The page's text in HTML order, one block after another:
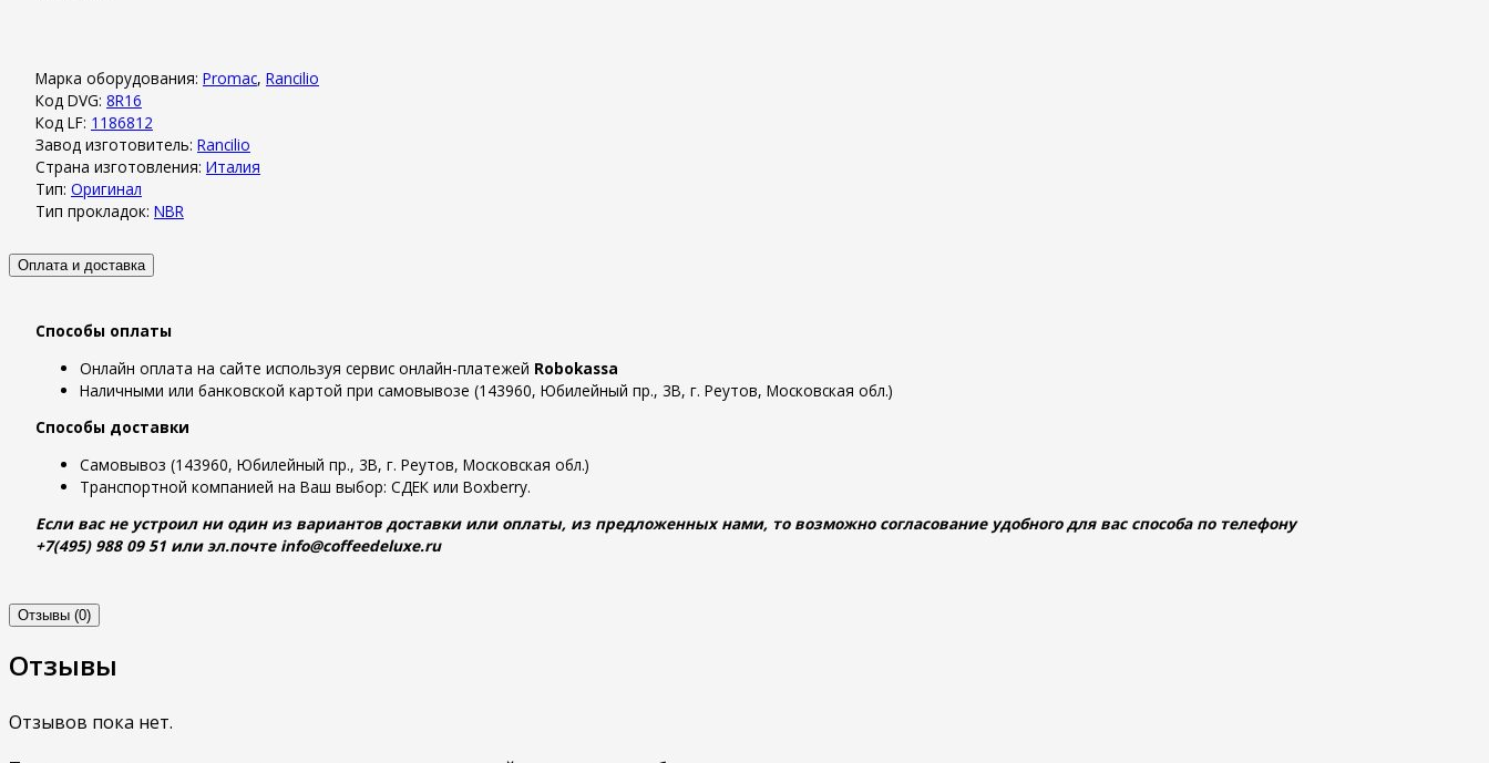
Марка оборудования: Promac, Rancilio
Код DVG: 8R16
Код LF: 1186812
Завод изготовитель: Rancilio
Страна изготовления: Италия
Тип: Оригинал
Тип прокладок: NBR
Оплата и доставка
Способы оплаты
Онлайн оплата на сайте используя сервис онлайн-платежей Robokassa
Наличными или банковской картой при самовывозе (143960, Юбилейный пр., 3В, г. Реутов, Московская обл.)
Способы доставки
Самовывоз (143960, Юбилейный пр., 3В, г. Реутов, Московская обл.)
Транспортной компанией на Ваш выбор: СДЕК или Boxberry.
Если вас не устроил ни один из вариантов доставки или оплаты, из предложенных нами, то возможно согласование удобного для вас способа по телефону
+7(495) 988 09 51 или эл.почте info@coffeedeluxe.ru
Отзывы (0)
Отзывы
Отзывов пока нет.